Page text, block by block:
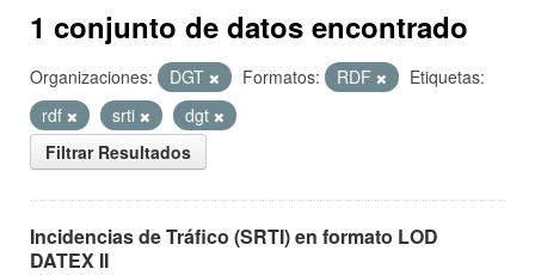
1 conjunto de datos encontrado
Organizaciones: DGT Formatos: RDF
Etiquetas:
rdf
srti
dgt
Filtrar Resultados
Incidencias de Tráfico (SRTI) en formato LOD
DATEX II